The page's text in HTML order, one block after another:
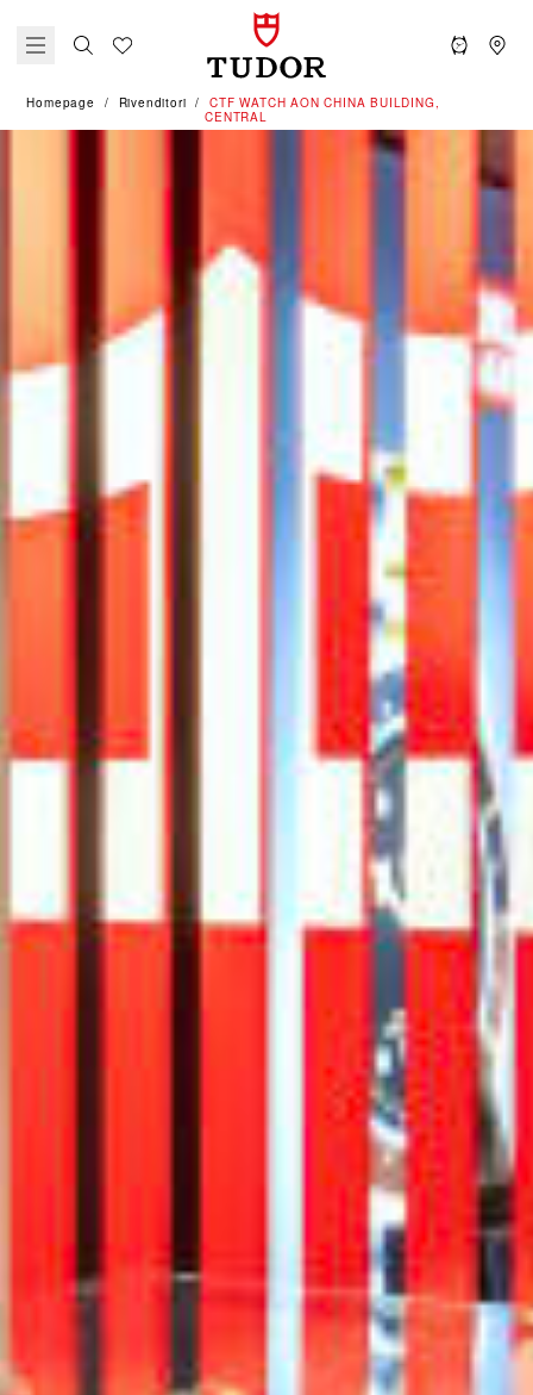
Homepage Rivenditori
‭CTF WATCH AON CHINA BUILDING,
CENTRAL‬